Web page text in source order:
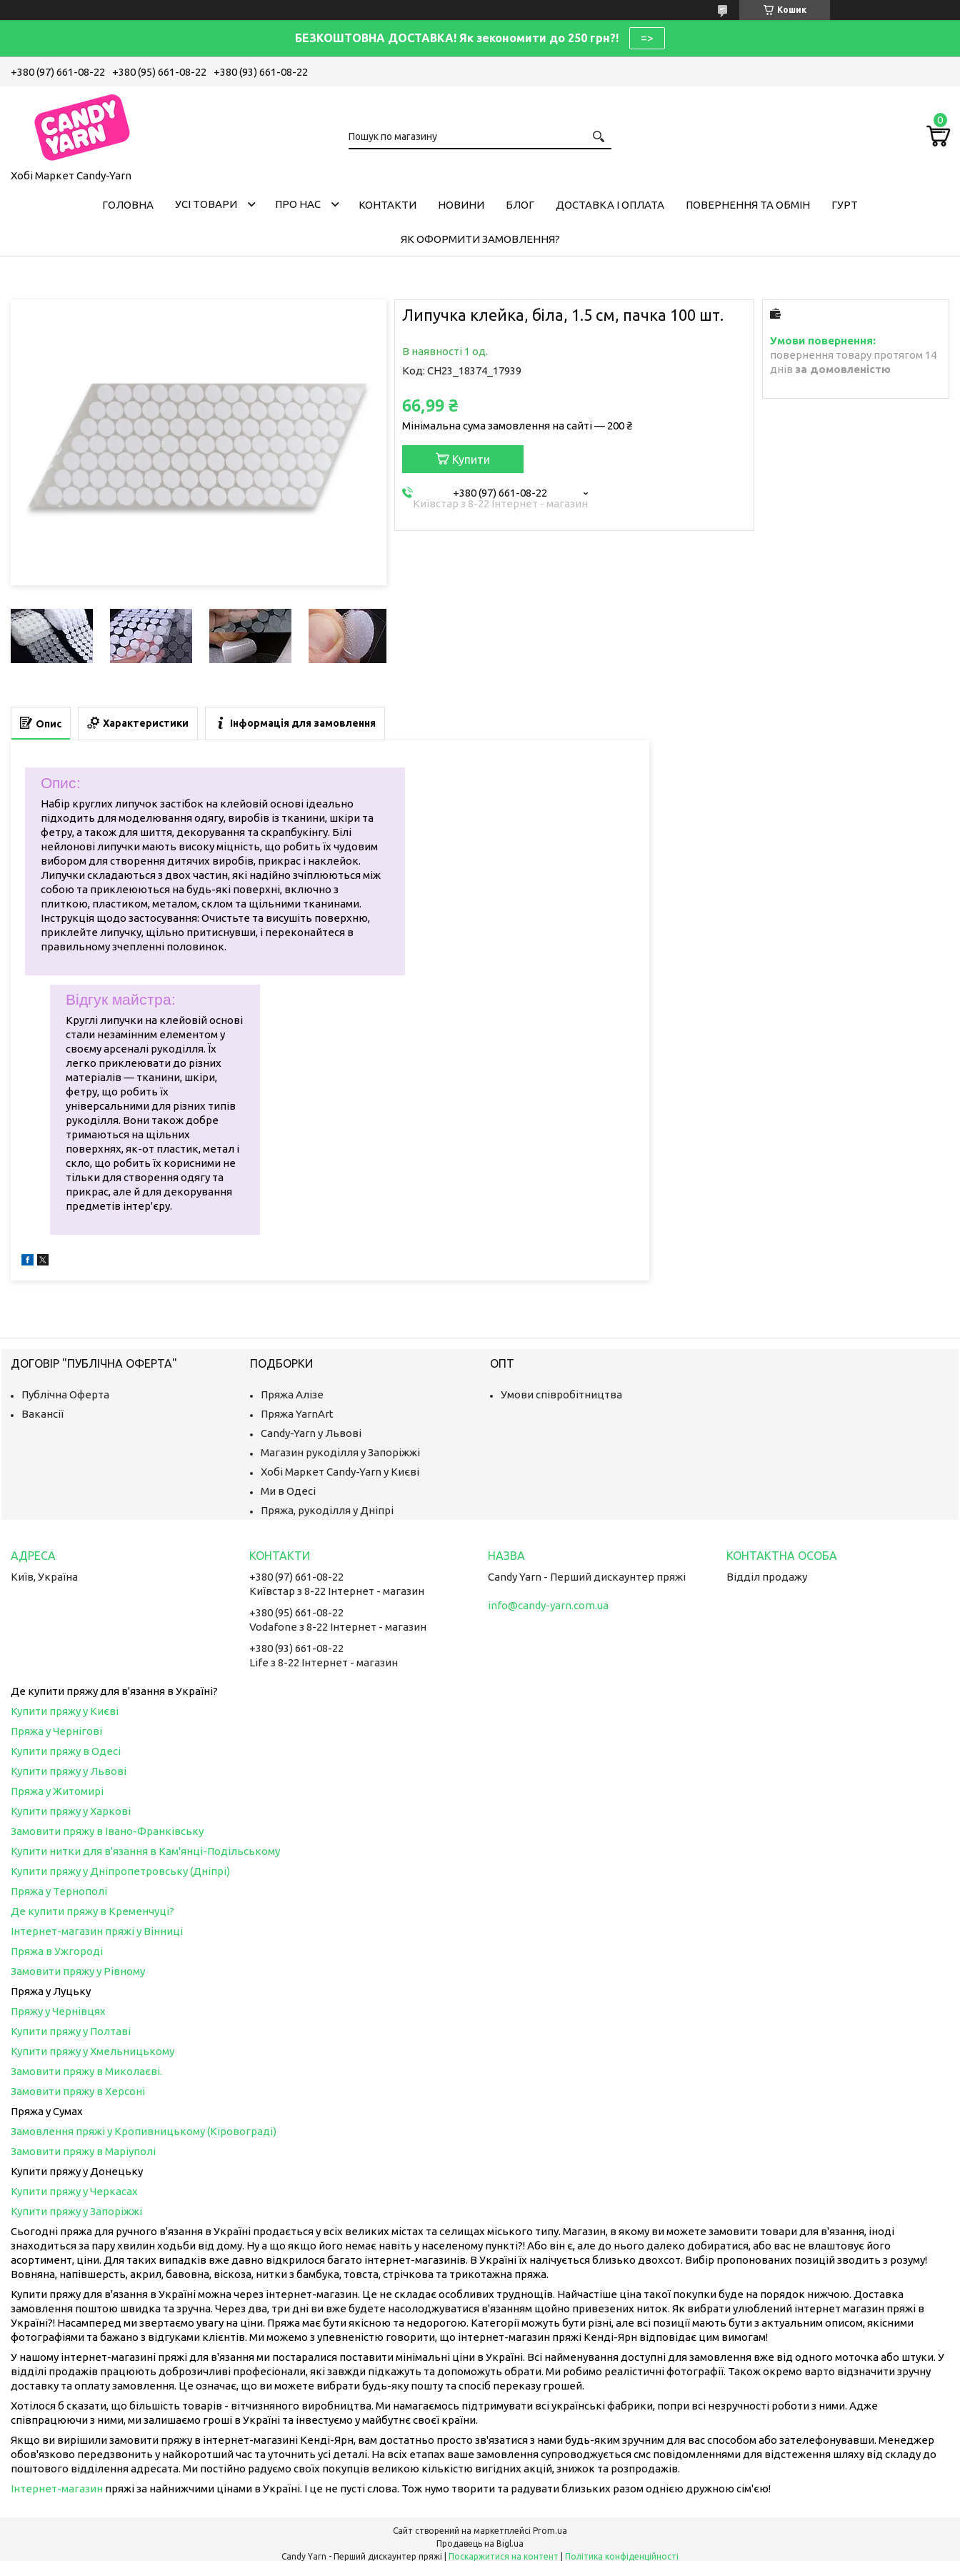
Кошик
БЕЗКОШТОВНА ДОСТАВКА! Як зекономити до 250 грн?! =>
+380 (97) 661-08-22 +380 (95) 661-08-22 +380 (93) 661-08-22
Хобі Маркет Candy-Yarn
ГОЛОВНА УСІ ТОВАРИ ПРО НАС КОНТАКТИ НОВИНИ БЛОГ ДОСТАВКА І ОПЛАТА ПОВЕРНЕННЯ ТА ОБМІН ГУРТ
ЯК ОФОРМИТИ ЗАМОВЛЕННЯ?
Липучка клейка, біла, 1.5 см, пачка 100 шт.
В наявності 1 од.
Код: СН23_18374_17939
66,99 ₴
Мінімальна сума замовлення на сайті — 200 ₴
Купити
+380 (97) 661-08-22
Київстар з 8-22 Інтернет - магазин
повернення товару протягом 14
днів за домовленістю
Опис Характеристики Інформація для замовлення
Опис:
Набір круглих липучок застібок на клейовій основі ідеально
підходить для моделювання одягу, виробів із тканини, шкіри та
фетру, а також для шиття, декорування та скрапбукінгу. Білі
нейлонові липучки мають високу міцність, що робить їх чудовим
вибором для створення дитячих виробів, прикрас і наклейок.
Липучки складаються з двох частин, які надійно зчіплюються між
собою та приклеюються на будь-які поверхні, включно з
плиткою, пластиком, металом, склом та щільними тканинами.
Інструкція щодо застосування: Очистьте та висушіть поверхню,
приклейте липучку, щільно притиснувши, і переконайтеся в
правильному зчепленні половинок.
Відгук майстра:
Круглі липучки на клейовій основі
стали незамінним елементом у
своєму арсеналі рукоділля. Їх
легко приклеювати до різних
матеріалів — тканини, шкіри,
фетру, що робить їх
універсальними для різних типів
рукоділля. Вони також добре
тримаються на щільних
поверхнях, як-от пластик, метал і
скло, що робить їх корисними не
тільки для створення одягу та
прикрас, але й для декорування
предметів інтер'єру.
ДОГОВІР "ПУБЛІЧНА ОФЕРТА"
Публічна Оферта
Вакансії
ПОДБОРКИ
Пряжа Алізе
Пряжа YarnArt
Candy-Yarn у Львові
Магазин рукоділля у Запоріжжі
Хобі Маркет Candy-Yarn у Києві
Ми в Одесі
Пряжа, рукоділля у Дніпрі
ОПТ
Умови співробітництва
Київ, Україна
+380 (97) 661-08-22
Київстар з 8-22 Інтернет - магазин
+380 (95) 661-08-22
Vodafone з 8-22 Інтернет - магазин
+380 (93) 661-08-22
Life з 8-22 Інтернет - магазин
Candy Yarn - Перший дискаунтер пряжі
info@candy-yarn.com.ua
Відділ продажу
Де купити пряжу для в'язання в Україні?
Купити пряжу у Києві
Пряжа у Чернігові
Купити пряжу в Одесі
Купити пряжу у Львові
Пряжа у Житомирі
Купити пряжу у Харкові
Замовити пряжу в Івано-Франківську
Купити нитки для в'язання в Кам'янці-Подільському
Купити пряжу у Дніпропетровську (Дніпрі)
Пряжа у Тернополі
Де купити пряжу в Кременчуці?
Інтернет-магазин пряжі у Вінниці
Пряжа в Ужгороді
Замовити пряжу у Рівному
Пряжа у Луцьку
Пряжу у Чернівцях
Купити пряжу у Полтаві
Купити пряжу у Хмельницькому
Замовити пряжу в Миколаєві.
Замовити пряжу в Херсоні
Пряжа у Сумах
Замовлення пряжі у Кропивницькому (Кіровограді)
Замовити пряжу в Маріуполі
Купити пряжу у Донецьку
Купити пряжу у Черкасах
Купити пряжу у Запоріжжі
Сьогодні пряжа для ручного в'язання в Україні продається у всіх великих містах та селищах міського типу. Магазин, в якому ви можете замовити товари для в'язання, іноді
знаходиться за пару хвилин ходьби від дому. Ну а що якщо його немає навіть у населеному пункті?! Або він є, але до нього далеко добиратися, або вас не влаштовує його
асортимент, ціни. Для таких випадків вже давно відкрилося багато інтернет-магазинів. В Україні їх налічується близько двохсот. Вибір пропонованих позицій зводить з розуму!
Вовняна, напівшерсть, акрил, бавовна, віскоза, нитки з бамбука, товста, стрічкова та трикотажна пряжа.
Купити пряжу для в'язання в Україні можна через інтернет-магазин. Це не складає особливих труднощів. Найчастіше ціна такої покупки буде на порядок нижчою. Доставка
замовлення поштою швидка та зручна. Через два, три дні ви вже будете насолоджуватися в'язанням щойно привезених ниток. Як вибрати улюблений інтернет магазин пряжі в
Україні?! Насамперед ми звертаємо увагу на ціни. Пряжа має бути якісною та недорогою. Категорії можуть бути різні, але всі позиції мають бути з актуальним описом, якісними
фотографіями та бажано з відгуками клієнтів. Ми можемо з упевненістю говорити, що інтернет-магазин пряжі Кенді-Ярн відповідає цим вимогам!
У нашому інтернет-магазині пряжі для в'язання ми постаралися поставити мінімальні ціни в Україні. Всі найменування доступні для замовлення вже від одного моточка або штуки. У
відділі продажів працюють доброзичливі професіонали, які завжди підкажуть та допоможуть обрати. Ми робимо реалістичні фотографії. Також окремо варто відзначити зручну
доставку та оплату замовлення. Це означає, що ви можете вибрати будь-яку пошту та спосіб переказу грошей.
Хотілося б сказати, що більшість товарів - вітчизняного виробництва. Ми намагаємось підтримувати всі українські фабрики, попри всі незручності роботи з ними. Адже
співпрацюючи з ними, ми залишаємо гроші в Україні та інвестуємо у майбутнє своєї країни.
Якщо ви вирішили замовити пряжу в інтернет-магазині Кенді-Ярн, вам достатньо просто зв'язатися з нами будь-яким зручним для вас способом або зателефонувавши. Менеджер
обов'язково передзвонить у найкоротший час та уточнить усі деталі. На всіх етапах ваше замовлення супроводжується смс повідомленнями для відстеження шляху від складу до
поштового відділення адресата. Ми постійно радуємо своїх покупців великою кількістю вигідних акцій, знижок та розпродажів.
Інтернет-магазин пряжі за найнижчими цінами в Україні. І це не пусті слова. Тож нумо творити та радувати близьких разом однією дружною сім'єю!
Сайт створений на маркетплейсі Prom.ua
Продавець на Bigl.ua
Поскаржитися на контент Політика конфіденційності